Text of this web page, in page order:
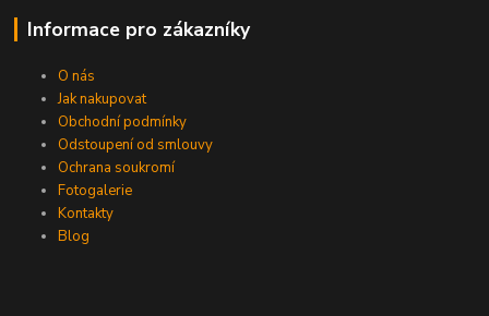
Informace pro zákazníky
O nás
Jak nakupovat
Obchodní podmínky
Odstoupení od smlouvy
Ochrana soukromí
Fotogalerie
Kontakty
Blog